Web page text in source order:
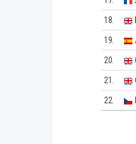
18.
19.
20.
21.
22.